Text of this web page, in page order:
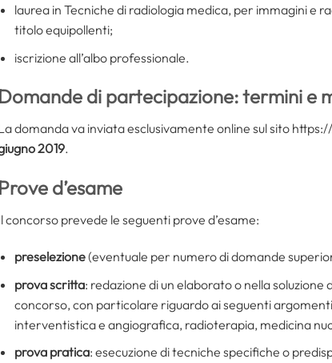
laurea in Tecniche di radiologia medica, per immagini e
titolo equipollenti;
iscrizione all’albo professionale.
Domande di partecipazione: termini e
domanda va inviata esclusivamente online sul sito
2019.
Prove d’esame
concorso prevede le seguenti prove d’esame:
preselezione(eventuale per numero di domande
prova scritta: redazione di un elaborato o nella
concorso, con particolare riguardo ai seguenti
interventistica e angiografica, radioterapia, medicina
prova pratica: esecuzione di tecniche specifiche o